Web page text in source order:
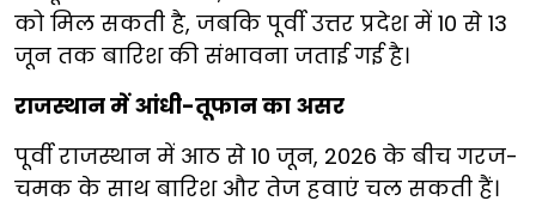
को मिल सकती है, जबकि पूर्वी उत्तर प्रदेश में 10 से 13
जून तक बारिश की संभावना जताई गई है।
राजस्थान में आंधी-तूफान का असर
पूर्वी राजस्थान में आठ से 10 जून, 2026 के बीच गरज-
चमक के साथ बारिश और तेज हवाएं चल सकती हैं।